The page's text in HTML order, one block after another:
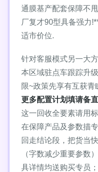
通膜基产配套保障不
厂复才90型具备强力
适市价位.
针对客服模式另一大
本区域驻点车跟踪升
限~政策先享有互获青
更多配置计划填请备
这一回收全要素请用
在保障产品及参数描
回走结论段，把货当
（字数减少重要参数
具详情均送购买专员